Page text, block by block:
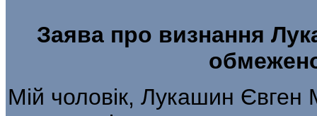
Заява про визнання
Мій чоловік, Лукашин Євген